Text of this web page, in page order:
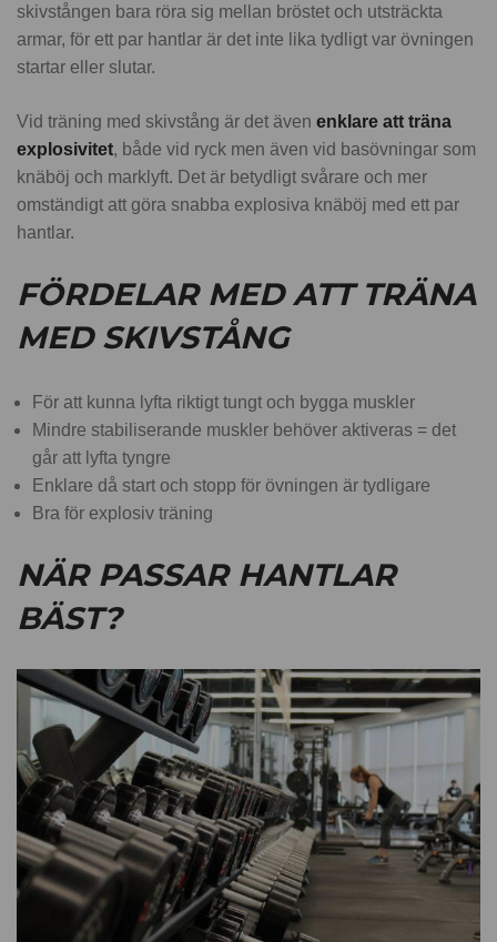
skivstången bara röra sig mellan bröstet och utsträckta
armar, för ett par hantlar är det inte lika tydligt var övningen
startar eller slutar.
Vid träning med skivstång är det även enklare att träna
explosivitet, både vid ryck men även vid basövningar som
knäböj och marklyft. Det är betydligt svårare och mer
omständigt att göra snabba explosiva knäböj med ett par
hantlar.
FÖRDELAR MED ATT TRÄNA
MED SKIVSTÅNG
För att kunna lyfta riktigt tungt och bygga muskler
Mindre stabiliserande muskler behöver aktiveras = det
går att lyfta tyngre
Enklare då start och stopp för övningen är tydligare
Bra för explosiv träning
NÄR PASSAR HANTLAR
BÄST?